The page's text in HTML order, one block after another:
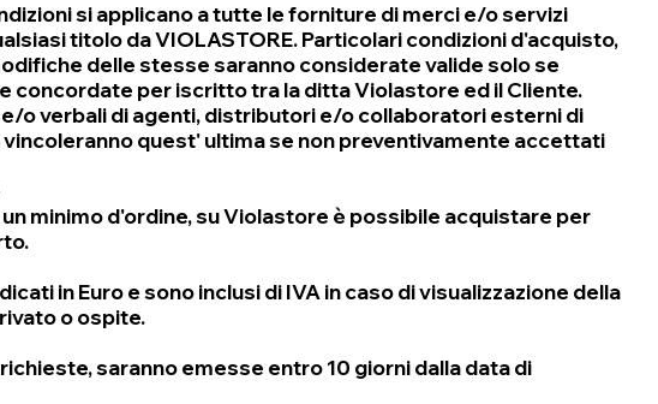
si applicano a tutte le forniture di merci e/o servizi
titolo da VIOLASTORE. Particolari condizioni d'acquisto,
delle stesse saranno considerate valide solo se
concordate per iscritto tra la ditta Violastore ed il Cliente.
o verbali di agenti, distributori e/o collaboratori esterni di
quest' ultima se non preventivamente accettati
minimo d'ordine, su Violastore è possibile acquistare per
in Euro e sono inclusi di IVA in caso di visualizzazione della
o ospite.
saranno emesse entro 10 giorni dalla data di